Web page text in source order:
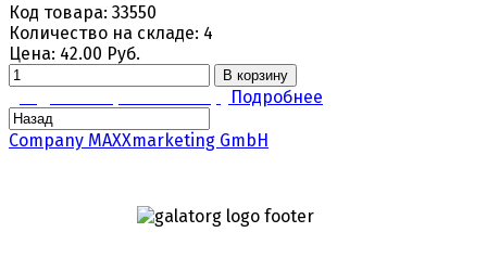
Код товара: 33550
Количество на складе: 4
Цена: 42.00 Руб.
В корзину
Подробнее
Company MAXXmarketing GmbH